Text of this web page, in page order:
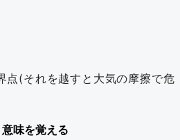
点(それを越すと大気の摩擦で危
意味を覚える